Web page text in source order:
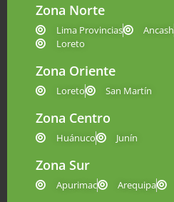
Zona Norte
Lima Provincias Ancash
Loreto
Zona Oriente
Loreto San Martín
Zona Centro
Huánuco Junín
Zona Sur
Apurimac Arequipa